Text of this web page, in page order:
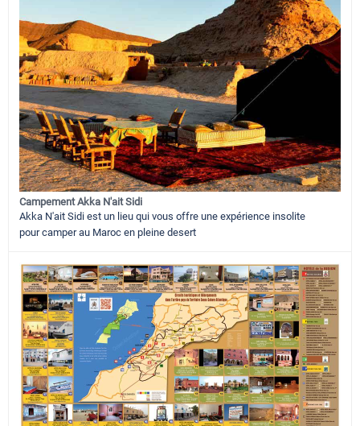
Campement Akka N'ait Sidi
Akka N'ait Sidi est un lieu qui vous offre une expérience insolite
pour camper au Maroc en pleine desert